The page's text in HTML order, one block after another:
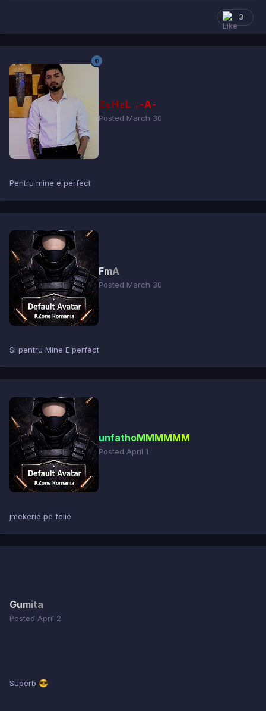
3
ZeHeL .-A-
Posted March 30
Pentru mine e perfect
FmA
Posted March 30
Si pentru Mine E perfect
unfathoMMMMMM
Posted April 1
jmekerie pe felie
Gumita
Posted April 2
Superb 😎